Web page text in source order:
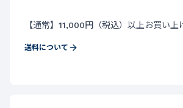
【通常】11,000円（税込）以上お買い上
送料について